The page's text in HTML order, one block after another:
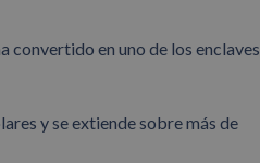
convertido en uno de los enclaves
y se extiende sobre más de